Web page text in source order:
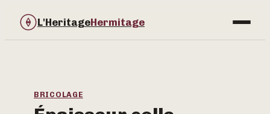
L'HeritageHermitage
Immobilier
BRICOLAGE